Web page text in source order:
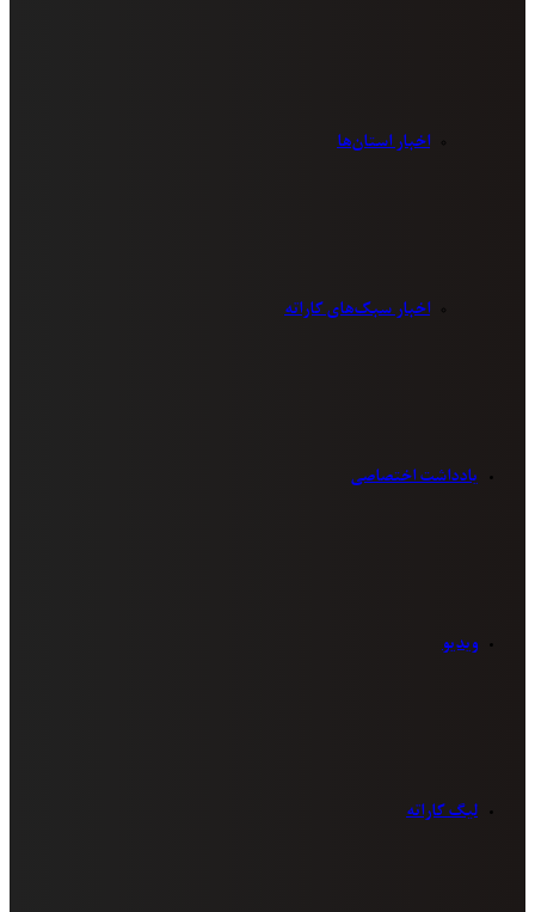
اخبار استان‌ها
اخبار سبک‌های کاراته
یادداشت اختصاصی
ویدیو
لیگ کاراته